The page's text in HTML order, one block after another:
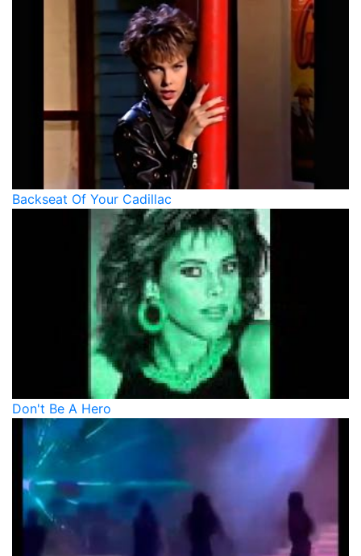
Backseat Of Your Cadillac
Don't Be A Hero